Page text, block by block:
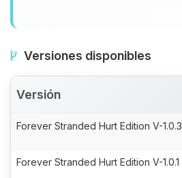
Versiones disponibles
Versión
Forever Stranded Hurt Edition V-1.0.3
Forever Stranded Hurt Edition V-1.0.1